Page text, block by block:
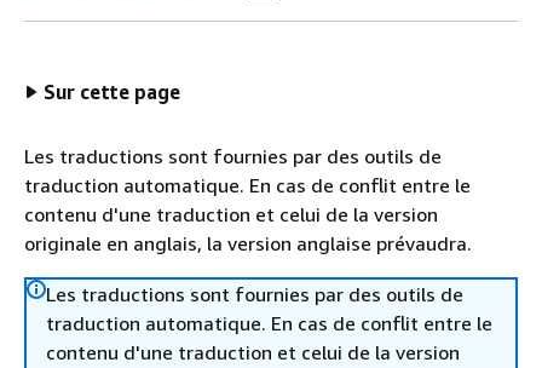
Sur cette page
Les traductions sont fournies par des outils de
traduction automatique. En cas de conflit entre le
contenu d'une traduction et celui de la version
originale en anglais, la version anglaise prévaudra.
Les traductions sont fournies par des outils de
traduction automatique. En cas de conflit entre le
contenu d'une traduction et celui de la version